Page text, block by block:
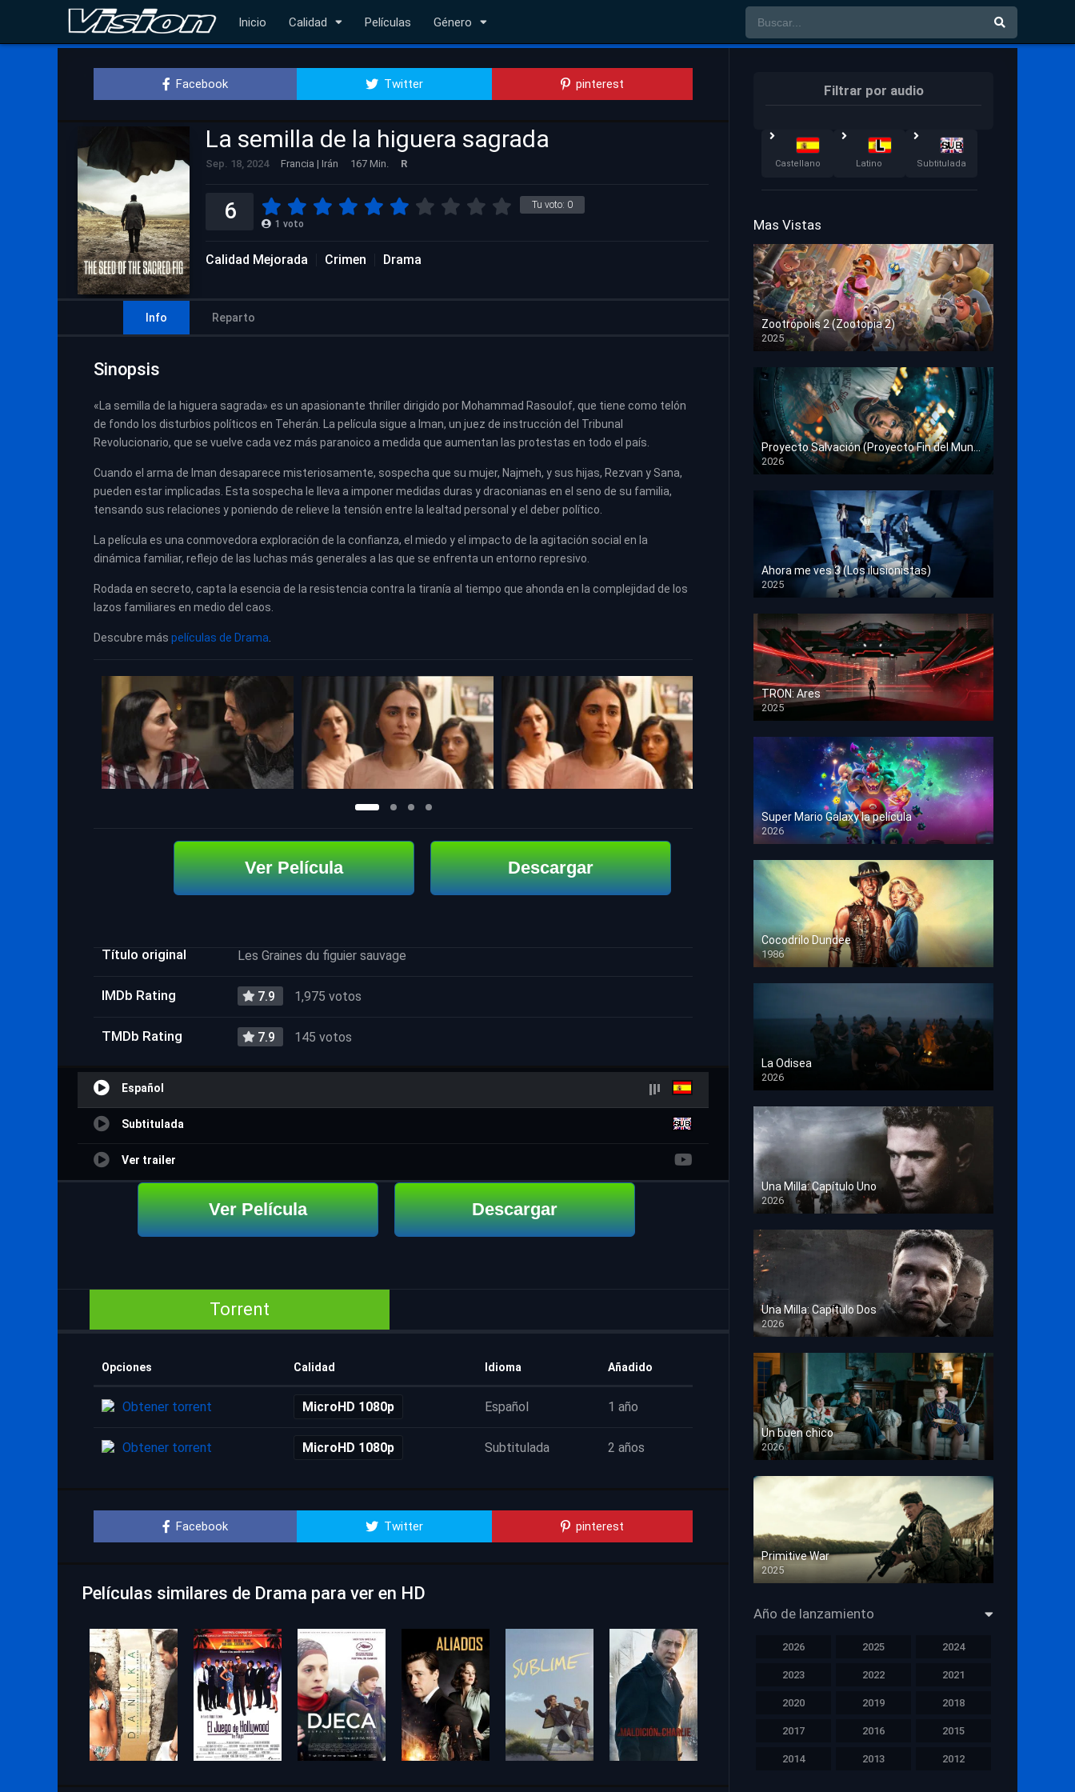
Inicio Calidad Películas Género
Facebook Twitter pinterest
La semilla de la higuera sagrada
Sep. 18, 2024 Francia | Irán 167 Min. R
Tu voto: 0
6 1 voto
Calidad Mejorada Crimen Drama
Info Reparto
Sinopsis
«La semilla de la higuera sagrada» es un apasionante thriller dirigido por Mohammad Rasoulof, que tiene como telón
de fondo los disturbios políticos en Teherán. La película sigue a Iman, un juez de instrucción del Tribunal
Revolucionario, que se vuelve cada vez más paranoico a medida que aumentan las protestas en todo el país.
Cuando el arma de Iman desaparece misteriosamente, sospecha que su mujer, Najmeh, y sus hijas, Rezvan y Sana,
pueden estar implicadas. Esta sospecha le lleva a imponer medidas duras y draconianas en el seno de su familia,
tensando sus relaciones y poniendo de relieve la tensión entre la lealtad personal y el deber político.
La película es una conmovedora exploración de la confianza, el miedo y el impacto de la agitación social en la
dinámica familiar, reflejo de las luchas más generales a las que se enfrenta un entorno represivo.
Rodada en secreto, capta la esencia de la resistencia contra la tiranía al tiempo que ahonda en la complejidad de los
lazos familiares en medio del caos.
Descubre más películas de Drama
Ver Película Descargar
Título original Les Graines du figuier sauvage
IMDb Rating 7.9 1,975 votos
TMDb Rating 7.9 145 votos
Español
Subtitulada
Ver trailer
Ver Película Descargar
Torrent
Opciones Calidad Idioma Añadido
Obtener torrent MicroHD 1080p Español 1 año
Obtener torrent MicroHD 1080p Subtitulada 2 años
Facebook Twitter pinterest
Películas similares de Drama para ver en HD
Filtrar por audio
Castellano Latino Subtitulada
Mas Vistas
Zootrópolis 2 (Zootopia 2)
2025
HD 1080p
Proyecto Salvación (Proyecto Fin del Mundo)
2026
HD 1080p
Ahora me ves 3 (Los ilusionistas)
2025
HD 1080p
TRON: Ares
2025
HD 1080p
Super Mario Galaxy la película
2026
HD 1080p
Cocodrilo Dundee
1986
HD 1080p
La Odisea
2026
TS Screener
Una Milla: Capítulo Uno
2026
HD 1080p
Una Milla: Capítulo Dos
2026
HD 1080p
Un buen chico
2026
HD 1080p
Primitive War
2025
HD 1080p
Año de lanzamiento
2026 2025 2024
2023 2022 2021
2020 2019 2018
2017 2016 2015
2014 2013 2012